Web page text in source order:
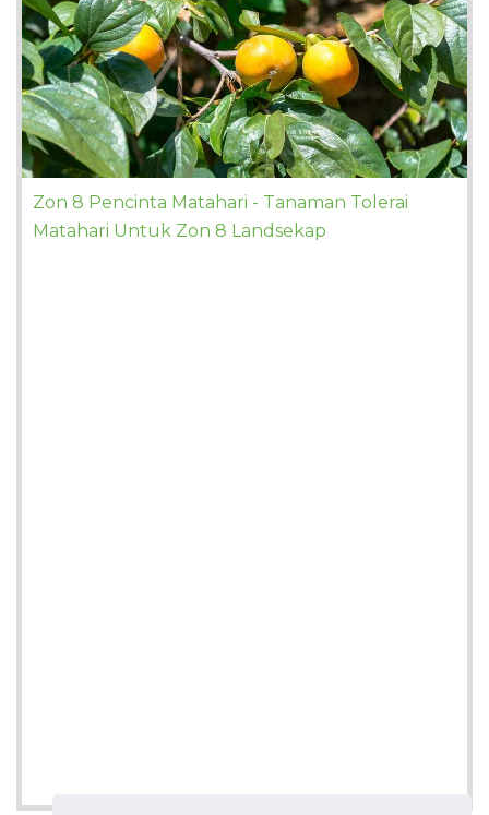
Zon 8 Pencinta Matahari - Tanaman Tolerai
Matahari Untuk Zon 8 Landsekap